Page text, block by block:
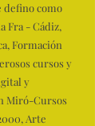
defino como
Fra - Cádiz,
Formación
cursos y
y
Miró-Cursos
Arte